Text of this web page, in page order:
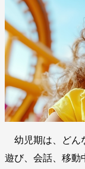
幼児期は、どん
遊び、会話、移動